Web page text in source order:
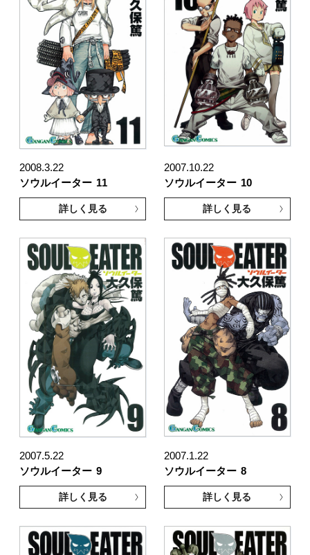
2008.3.22
ソウルイーター 11
詳しく見る
2007.10.22
ソウルイーター 10
詳しく見る
2007.5.22
ソウルイーター 9
詳しく見る
2007.1.22
ソウルイーター 8
詳しく見る